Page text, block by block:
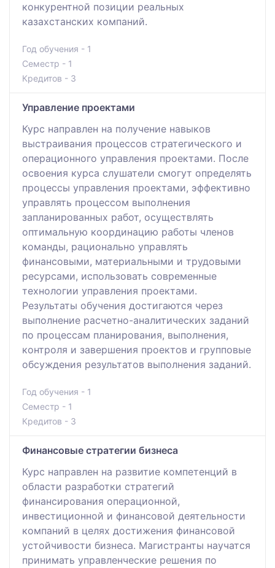
конкурентной позиции реальных
казахстанских компаний.
Год обучения - 1
Семестр - 1
Кредитов - 3
Управление проектами
Курс направлен на получение навыков
выстраивания процессов стратегического и
операционного управления проектами. После
освоения курса слушатели смогут определять
процессы управления проектами, эффективно
управлять процессом выполнения
запланированных работ, осуществлять
оптимальную координацию работы членов
команды, рационально управлять
финансовыми, материальными и трудовыми
ресурсами, использовать современные
технологии управления проектами.
Результаты обучения достигаются через
выполнение расчетно-аналитических заданий
по процессам планирования, выполнения,
контроля и завершения проектов и групповые
обсуждения результатов выполнения заданий.
Год обучения - 1
Семестр - 1
Кредитов - 3
Финансовые стратегии бизнеса
Курс направлен на развитие компетенций в
области разработки стратегий
финансирования операционной,
инвестиционной и финансовой деятельности
компаний в целях достижения финансовой
устойчивости бизнеса. Магистранты научатся
принимать управленческие решения по